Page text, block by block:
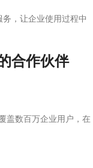
，让企业使用过程中
合作伙伴
盖数百万企业用户，在